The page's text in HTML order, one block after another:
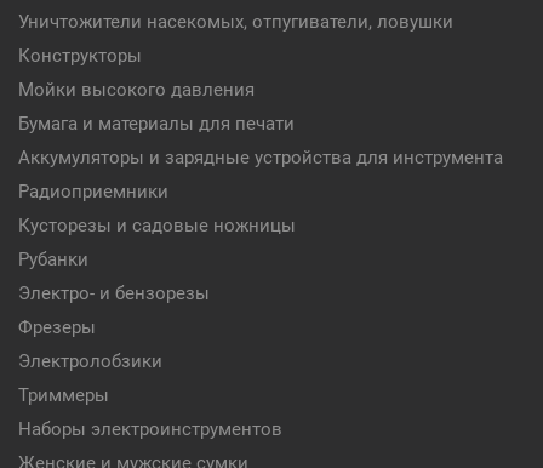
Уничтожители насекомых, отпугиватели, ловушки
Конструкторы
Мойки высокого давления
Бумага и материалы для печати
Аккумуляторы и зарядные устройства для инструмента
Радиоприемники
Кусторезы и садовые ножницы
Рубанки
Электро- и бензорезы
Фрезеры
Электролобзики
Триммеры
Наборы электроинструментов
Женские и мужские сумки